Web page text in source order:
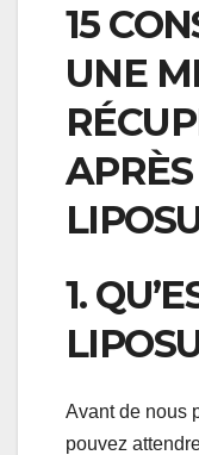
15
UNE
1.
Avant de nous
pouvez